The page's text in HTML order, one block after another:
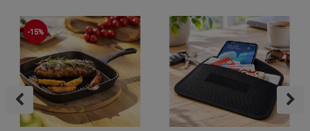
-15%